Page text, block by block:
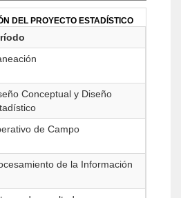
DEL PROYECTO ESTADÍSTICO
Conceptual y Diseño
de Campo
de la Información